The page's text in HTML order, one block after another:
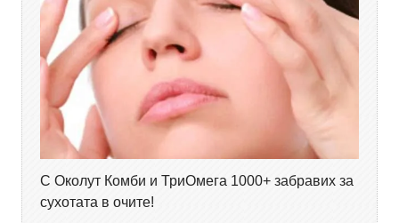
С Околут Комби и ТриОмега 1000+ забравих за
сухотата в очите!